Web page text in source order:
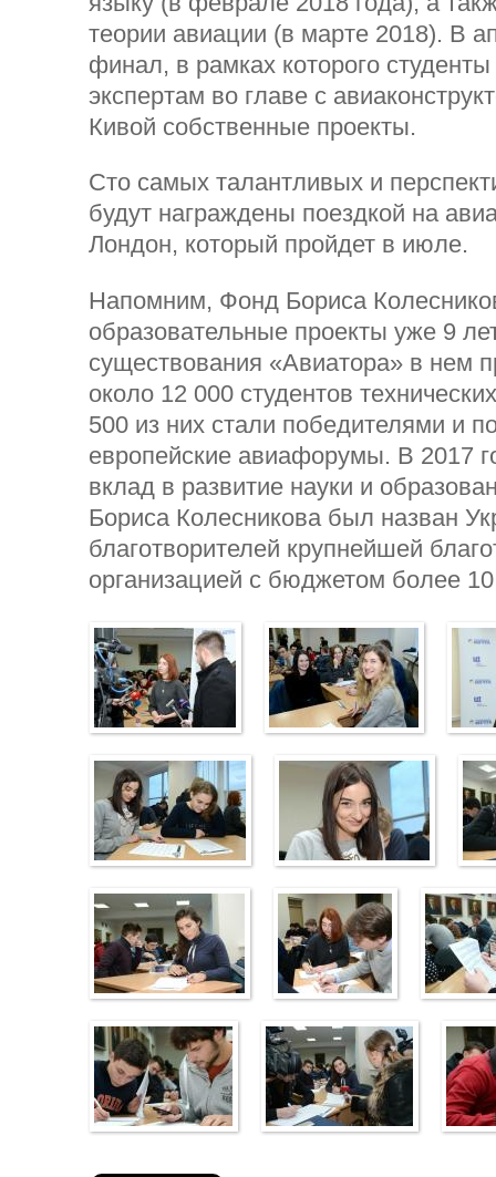
теории авиации (в марте 2018). В
финал, в рамках которого
экспертам во главе с
Кивой собственные проекты.
Сто самых талантливых и
будут награждены поездкой на
Лондон, который пройдет в июле.
Напомним, Фонд Бориса
образовательные проекты уже 9
существования «Авиатора» в нем
около 12 000 студентов
500 из них стали победителями и
европейские авиафорумы. В 2017
вклад в развитие науки и
Бориса Колесникова был назван
благотворителей крупнейшей
организацией с бюджетом более